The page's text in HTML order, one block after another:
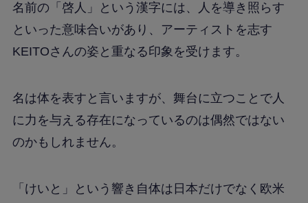
名前の「啓人」という漢字には、人を導き照らす
といった意味合いがあり、アーティストを志す
KEITOさんの姿と重なる印象を受けます。
名は体を表すと言いますが、舞台に立つことで人
に力を与える存在になっているのは偶然ではない
のかもしれません。
「けいと」という響き自体は日本だけでなく欧米